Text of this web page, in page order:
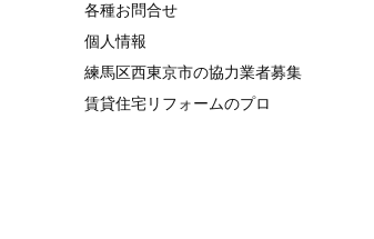
各種お問合せ
個人情報
練馬区西東京市の協力業者募集
賃貸住宅リフォームのプロ